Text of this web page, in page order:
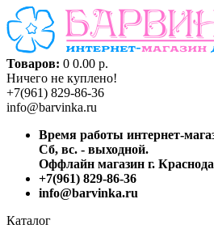
Товаров: 0 0.00 р.
Ничего не куплено!
+7(961) 829-86-36
info@barvinka.ru
Время работы интернет-
Сб, вс. - выходной.
Оффлайн магазин г.
+7(961) 829-86-36
info@barvinka.ru
Каталог